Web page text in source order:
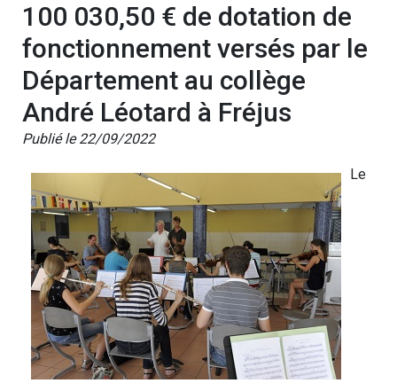
100 030,50 € de dotation de
fonctionnement versés par le
Département au collège
André Léotard à Fréjus
Publié le 22/09/2022
Le